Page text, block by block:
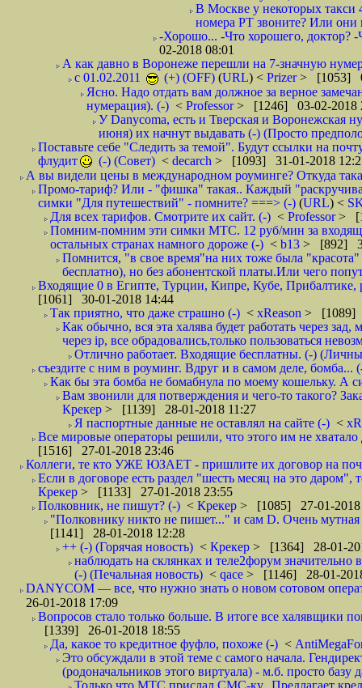
В Москве у некоторых такси
номера РТ звоните? Или они
-Хорошо... -Что хорошего, доктор?
02-2018 08:01
А как давно в Воронеже перешли на 7-значную
с 01.02.2011
(+) (OFF) (URL) < Prizer> [1053]
Ясно. Надо отдать вам должное за верное
нумерация). (-) < Professor> [1246] 03-02-2018
У Danycoma, есть и Тверская и Воронежская
июня) их начнут выдавать (-) (Просто
Поставьте себе "Следить за темой". Будут ссылки на
флудит
(-) (Совет) < decarch > [1093] 31-01-2018
А вы видели цены в международном роуминге? Откуда
Промо-тариф? Или - "фишка" такая.. Каждый
симки "Для путешествий" - помните? ===> (-) (URL) <
Для всех тарифов. Смотрите их сайт. (-) < Professor>
Помним-помним эти симки МТС. 12 руб/мин за
остальных странах намного дороже (-) < b13 > [892]
Помнится, "в свое время"на них тоже была
бесплатно), но без абонентской платы.Или чего
Входящие 0 в Египте, Турции, Кипре, Кубе,
[1061] 30-01-2018 14:44
Так приятно, что даже страшно (-) < xReason > [1089]
Как обычно, вся эта халява будет работать через
через ip, все обрадовались,только пользоваться
Отлично работает. Входящие бесплатны. (-)
съездите с ним в роуминг. Вдруг и в самом деле, бомба...
Как бы эта бомба не бомабнула по моему кошельку. А
Вам звонили для потверждения и чего-то такого?
Крекер > [1139] 28-01-2018 11:27
Я паспортные данные не оставлял на сайте (-) <
Все мировые операторы решили, что этого им не
[1516] 27-01-2018 23:46
Коллеги, те кто УЖЕ ЮЗАЕТ - пришлите их договор на
Если в договоре есть раздел "шесть месяц на это даром",
Крекер > [1133] 27-01-2018 23:55
Полковник, не пишут? (-) < Крекер > [1085] 27-01-2018
"Полковнику никто не пишет..." и сам D. Очень
[1141] 28-01-2018 12:28
++ (-) (Горячая новость) < Крекер > [1364] 28-01-
наблюдать на склянках и теле2форум
(-) (Печальная новость) < qace > [1146] 28-01-
DANYCOM — все, что нужно знать о новом сотовом
26-01-2018 17:09
Вопросов стало только больше. В итоге все халявщики
[1339] 26-01-2018 18:55
Да, какое то кредитное фуфло, похоже (-) <
Это обсуждали в этой теме с самого начала.
(родоначальников этого виртуала) - м.б. просто
Только что МТС прислал СМС-ку.. Предлагает